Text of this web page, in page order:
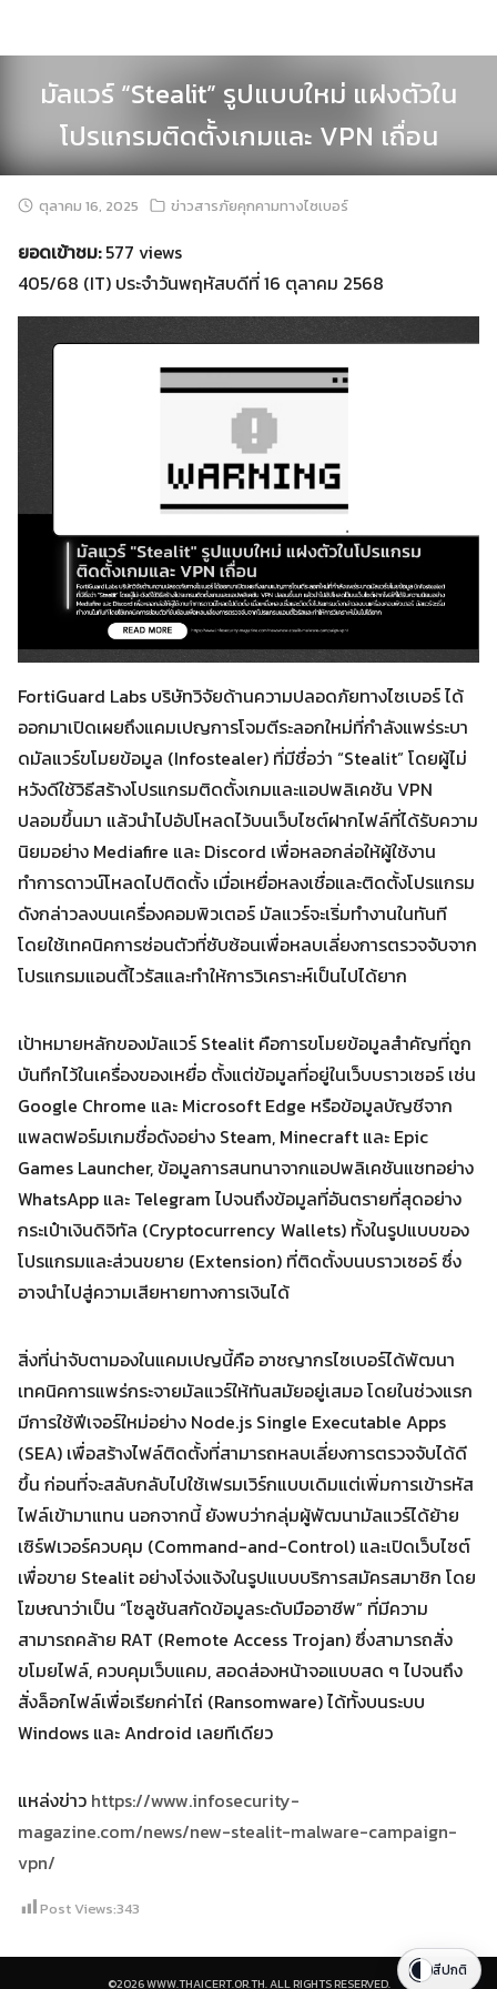
Search
for:
Search
มัลแวร์ “Stealit” รูปแบบใหม่ แฝงตัวใน
โปรแกรมติดตั้งเกมและ VPN เถื่อน
ตุลาคม 16, 2025 ข่าวสารภัยคุกคามทางไซเบอร์
ยอดเข้าชม:577 views
405/68 (IT) ประจำวันพฤหัสบดีที่ 16 ตุลาคม 2568
FortiGuard Labs บริษัทวิจัยด้านความปลอดภัยทางไซเบอร์ ได้
ออกมาเปิดเผยถึงแคมเปญการโจมตีระลอกใหม่ที่กำลังแพร่ระบา
ดมัลแวร์ขโมยข้อมูล (Infostealer) ที่มีชื่อว่า “Stealit” โดยผู้ไม่
หวังดีใช้วิธีสร้างโปรแกรมติดตั้งเกมและแอปพลิเคชัน VPN
ปลอมขึ้นมา แล้วนำไปอัปโหลดไว้บนเว็บไซต์ฝากไฟล์ที่ได้รับความ
นิยมอย่าง Mediafire และ Discord เพื่อหลอกล่อให้ผู้ใช้งาน
ทำการดาวน์โหลดไปติดตั้ง เมื่อเหยื่อหลงเชื่อและติดตั้งโปรแกรม
ดังกล่าวลงบนเครื่องคอมพิวเตอร์ มัลแวร์จะเริ่มทำงานในทันที
โดยใช้เทคนิคการซ่อนตัวที่ซับซ้อนเพื่อหลบเลี่ยงการตรวจจับจาก
โปรแกรมแอนตี้ไวรัสและทำให้การวิเคราะห์เป็นไปได้ยาก
เป้าหมายหลักของมัลแวร์ Stealit คือการขโมยข้อมูลสำคัญที่ถูก
บันทึกไว้ในเครื่องของเหยื่อ ตั้งแต่ข้อมูลที่อยู่ในเว็บบราวเซอร์ เช่น
Google Chrome และ Microsoft Edge หรือข้อมูลบัญชีจาก
แพลตฟอร์มเกมชื่อดังอย่าง Steam, Minecraft และ Epic
Games Launcher, ข้อมูลการสนทนาจากแอปพลิเคชันแชทอย่าง
WhatsApp และ Telegram ไปจนถึงข้อมูลที่อันตรายที่สุดอย่าง
กระเป๋าเงินดิจิทัล (Cryptocurrency Wallets) ทั้งในรูปแบบของ
โปรแกรมและส่วนขยาย (Extension) ที่ติดตั้งบนบราวเซอร์ ซึ่ง
อาจนำไปสู่ความเสียหายทางการเงินได้
สิ่งที่น่าจับตามองในแคมเปญนี้คือ อาชญากรไซเบอร์ได้พัฒนา
เทคนิคการแพร่กระจายมัลแวร์ให้ทันสมัยอยู่เสมอ โดยในช่วงแรก
มีการใช้ฟีเจอร์ใหม่อย่าง Node.js Single Executable Apps
(SEA) เพื่อสร้างไฟล์ติดตั้งที่สามารถหลบเลี่ยงการตรวจจับได้ดี
ขึ้น ก่อนที่จะสลับกลับไปใช้เฟรมเวิร์กแบบเดิมแต่เพิ่มการเข้ารหัส
ไฟล์เข้ามาแทน นอกจากนี้ ยังพบว่ากลุ่มผู้พัฒนามัลแวร์ได้ย้าย
เซิร์ฟเวอร์ควบคุม (Command-and-Control) และเปิดเว็บไซต์
เพื่อขาย Stealit อย่างโจ่งแจ้งในรูปแบบบริการสมัครสมาชิก โดย
โฆษณาว่าเป็น “โซลูชันสกัดข้อมูลระดับมืออาชีพ” ที่มีความ
สามารถคล้าย RAT (Remote Access Trojan) ซึ่งสามารถสั่ง
ขโมยไฟล์, ควบคุมเว็บแคม, สอดส่องหน้าจอแบบสด ๆ ไปจนถึง
สั่งล็อกไฟล์เพื่อเรียกค่าไถ่ (Ransomware) ได้ทั้งบนระบบ
Windows และ Android เลยทีเดียว
แหล่งข่าว https://www.infosecurity-
magazine.com/news/new-stealit-malware-campaign-
vpn/
Post Views:343
©2026 WWW.THAICERT.OR.TH. ALL RIGHTS RESERVED.
สีปกติ